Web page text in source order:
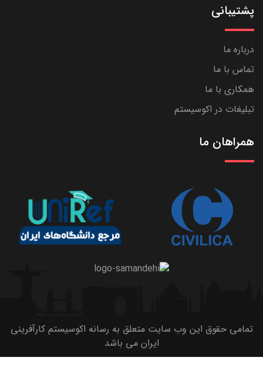
پشتیبانی
درباره ما
تماس با ما
همکاری با ما
تبلیغات در اکوسیستم
همراهان ما
تمامی حقوق این وب سایت متعلق به رسانه اکوسیستم کارآفرینی
ایران می باشد